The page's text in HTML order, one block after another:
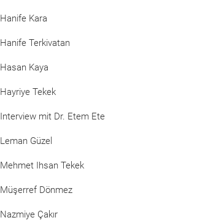
Hanife Kara
Hanife Terkivatan
Hasan Kaya
Hayriye Tekek
Interview mit Dr. Etem Ete
Leman Güzel
Mehmet Ihsan Tekek
Müşerref Dönmez
Nazmiye Çakır